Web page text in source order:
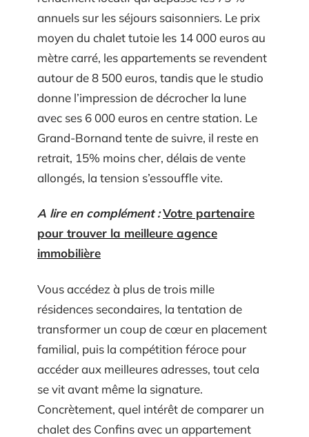
annuels sur les séjours saisonniers. Le prix
moyen du chalet tutoie les 14 000 euros au
mètre carré, les appartements se revendent
autour de 8 500 euros, tandis que le studio
donne l’impression de décrocher la lune
avec ses 6 000 euros en centre station. Le
Grand-Bornand tente de suivre, il reste en
retrait, 15% moins cher, délais de vente
allongés, la tension s’essouffle vite.
A lire en complément :Votre partenaire
pour trouver la meilleure agence
immobilière
Vous accédez à plus de trois mille
résidences secondaires, la tentation de
transformer un coup de cœur en placement
familial, puis la compétition féroce pour
accéder aux meilleures adresses, tout cela
se vit avant même la signature.
Concrètement, quel intérêt de comparer un
chalet des Confins avec un appartement